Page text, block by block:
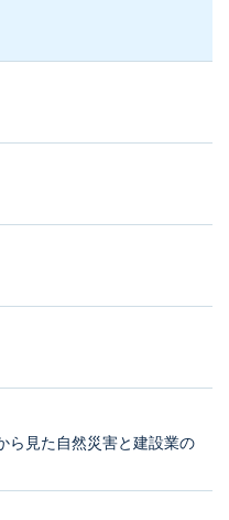
ら見た自然災害と建設業の